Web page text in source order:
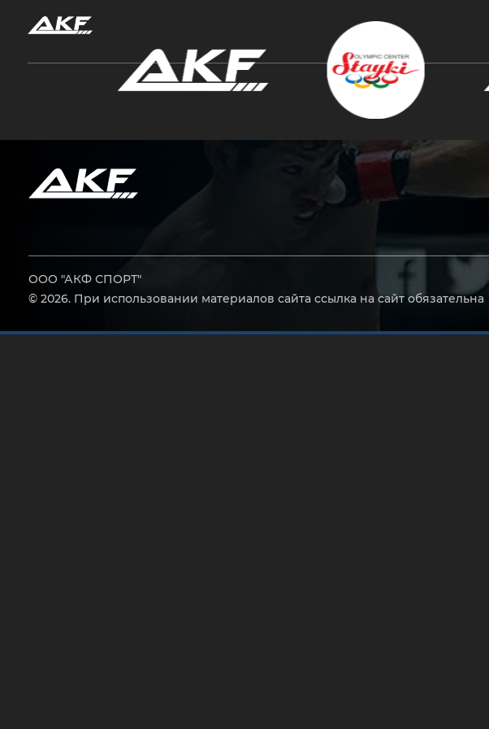
ООО "АКФ СПОРТ"
© 2026. При использовании материалов сайта ссылка на сайт обязательна
Нажмите Enter для поиска или Esc, чтобы закрыть